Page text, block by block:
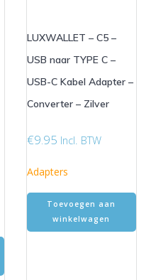
LUXWALLET – C5 –
USB naar TYPE C –
USB-C Kabel Adapter –
Converter – Zilver
€9.95 Incl. BTW
Adapters
Toevoegen aan
winkelwagen